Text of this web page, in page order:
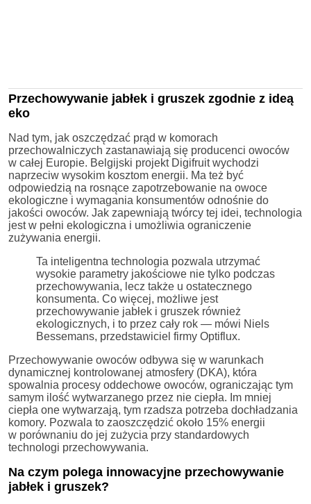
Przechowywanie jabłek i gruszek zgodnie z ideą
eko
Nad tym, jak oszczędzać prąd w komorach
przechowalniczych zastanawiają się producenci owoców
w całej Europie. Belgijski projekt Digifruit wychodzi
naprzeciw wysokim kosztom energii. Ma też być
odpowiedzią na rosnące zapotrzebowanie na owoce
ekologiczne i wymagania konsumentów odnośnie do
jakości owoców. Jak zapewniają twórcy tej idei, technologia
jest w pełni ekologiczna i umożliwia ograniczenie
zużywania energii.
Ta inteligentna technologia pozwala utrzymać
wysokie parametry jakościowe nie tylko podczas
przechowywania, lecz także u ostatecznego
konsumenta. Co więcej, możliwe jest
przechowywanie jabłek i gruszek również
ekologicznych, i to przez cały rok — mówi Niels
Bessemans, przedstawiciel firmy Optiflux.
Przechowywanie owoców odbywa się w warunkach
dynamicznej kontrolowanej atmosfery (DKA), która
spowalnia procesy oddechowe owoców, ograniczając tym
samym ilość wytwarzanego przez nie ciepła. Im mniej
ciepła one wytwarzają, tym rzadsza potrzeba dochładzania
komory. Pozwala to zaoszczędzić około 15% energii
w porównaniu do jej zużycia przy standardowych
technologi przechowywania.
Na czym polega innowacyjne przechowywanie
jabłek i gruszek?